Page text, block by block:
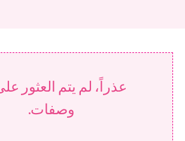
عذراً، لم يتم العثور
وصفات.